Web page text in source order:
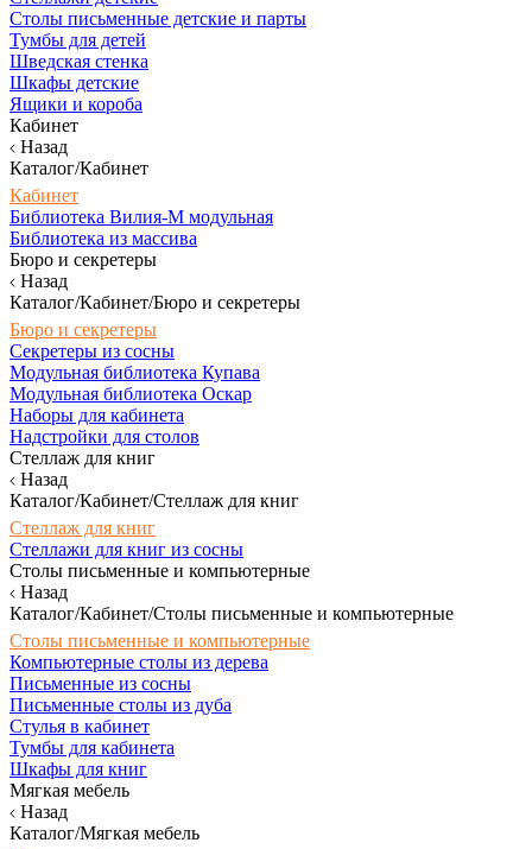
Столы письменные детские и парты
Тумбы для детей
Шведская стенка
Шкафы детские
Ящики и короба
Кабинет
Назад
Каталог/Кабинет
Кабинет
Библиотека Вилия-М модульная
Библиотека из массива
Бюро и секретеры
Назад
Каталог/Кабинет/Бюро и секретеры
Бюро и секретеры
Секретеры из сосны
Модульная библиотека Купава
Модульная библиотека Оскар
Наборы для кабинета
Надстройки для столов
Стеллаж для книг
Назад
Каталог/Кабинет/Стеллаж для книг
Стеллаж для книг
Стеллажи для книг из сосны
Столы письменные и компьютерные
Назад
Каталог/Кабинет/Столы письменные и компьютерные
Столы письменные и компьютерные
Компьютерные столы из дерева
Письменные из сосны
Письменные столы из дуба
Стулья в кабинет
Тумбы для кабинета
Шкафы для книг
Мягкая мебель
Назад
Каталог/Мягкая мебель